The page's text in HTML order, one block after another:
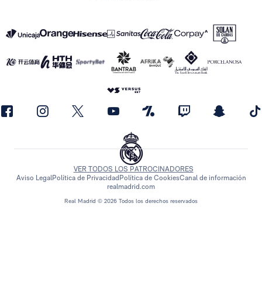
Real Madrid © 2026 Todos los derechos reservados
VER TODOS LOS PATROCINADORES
Aviso LegalPolítica de Privacidad Política de CookiesCanal de información
realmadrid.com